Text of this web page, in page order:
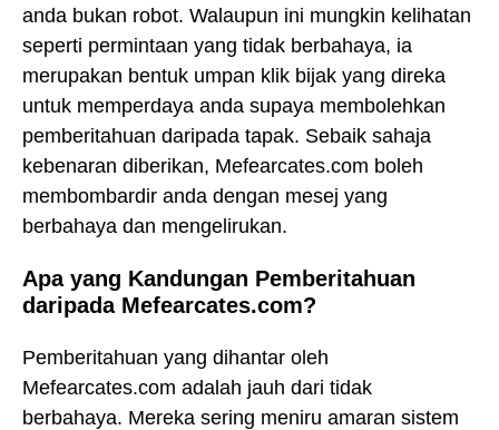
anda bukan robot. Walaupun ini mungkin kelihatan
seperti permintaan yang tidak berbahaya, ia
merupakan bentuk umpan klik bijak yang direka
untuk memperdaya anda supaya membolehkan
pemberitahuan daripada tapak. Sebaik sahaja
kebenaran diberikan, Mefearcates.com boleh
membombardir anda dengan mesej yang
berbahaya dan mengelirukan.
Apa yang Kandungan Pemberitahuan
daripada Mefearcates.com?
Pemberitahuan yang dihantar oleh
Mefearcates.com adalah jauh dari tidak
berbahaya. Mereka sering meniru amaran sistem